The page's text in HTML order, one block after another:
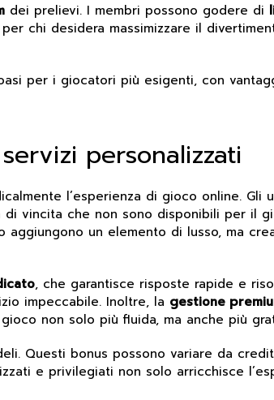
dei prelievi. I membri possono godere di
chi desidera massimizzare il
per i giocatori più esigenti, con
personalizzati
l’esperienza di gioco online. Gli
vincita che non sono disponibili per il
un elemento di lusso, ma
, che garantisce risposte rapide e
impeccabile. Inoltre, la gestione
non solo più fluida, ma anche più
Questi bonus possono variare da
e privilegiati non solo arricchisce